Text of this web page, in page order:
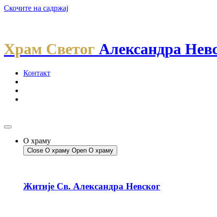
Скочите на садржај
Храм Светог Александра
Контакт
О храму
Close О храму Open О храму
Житије Св. Александра Невског